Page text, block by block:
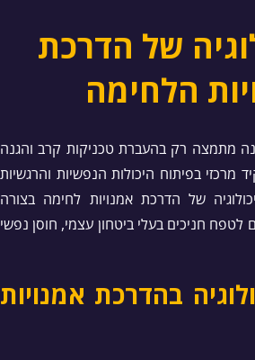
של הדרכת
הלחימה
מתמצה רק בהעברת טכניקות קרב והגנה
מרכזי בפיתוח היכולות הנפשיות והרגשיות
של הדרכת אמנויות לחימה בצורה
חניכים בעלי ביטחון עצמי, חוסן נפשי
בהדרכת אמנויות